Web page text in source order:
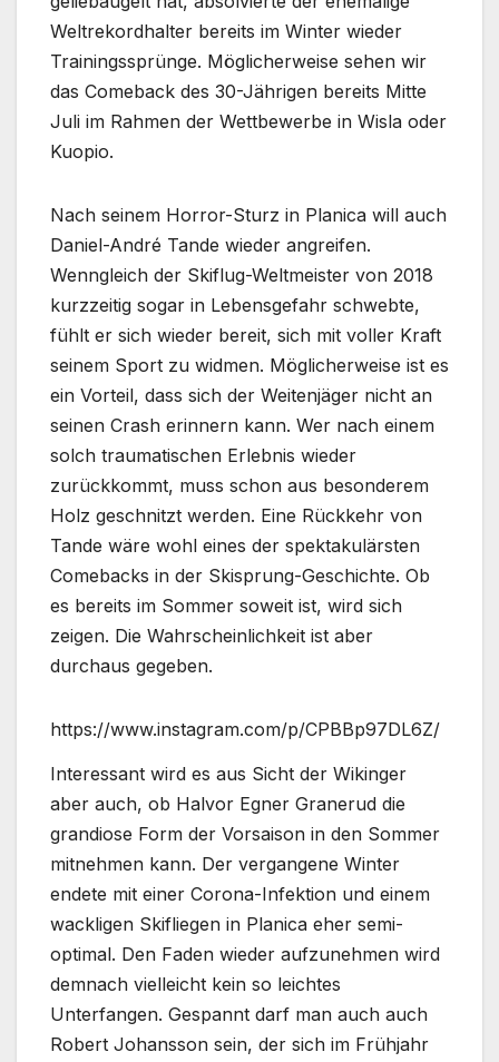
Weltrekordhalter bereits im Winter wieder
Trainingssprünge. Möglicherweise sehen wir
das Comeback des 30-Jährigen bereits Mitte
Juli im Rahmen der Wettbewerbe in Wisla oder
Kuopio.
Nach seinem Horror-Sturz in Planica will auch
Daniel-André Tande wieder angreifen.
Wenngleich der Skiflug-Weltmeister von 2018
kurzzeitig sogar in Lebensgefahr schwebte,
fühlt er sich wieder bereit, sich mit voller Kraft
seinem Sport zu widmen. Möglicherweise ist es
ein Vorteil, dass sich der Weitenjäger nicht an
seinen Crash erinnern kann. Wer nach einem
solch traumatischen Erlebnis wieder
zurückkommt, muss schon aus besonderem
Holz geschnitzt werden. Eine Rückkehr von
Tande wäre wohl eines der spektakulärsten
Comebacks in der Skisprung-Geschichte. Ob
es bereits im Sommer soweit ist, wird sich
zeigen. Die Wahrscheinlichkeit ist aber
durchaus gegeben.
https://www.instagram.com/p/CPBBp97DL6Z/
Interessant wird es aus Sicht der Wikinger
aber auch, ob Halvor Egner Granerud die
grandiose Form der Vorsaison in den Sommer
mitnehmen kann. Der vergangene Winter
endete mit einer Corona-Infektion und einem
wackligen Skifliegen in Planica eher semi-
optimal. Den Faden wieder aufzunehmen wird
demnach vielleicht kein so leichtes
Unterfangen. Gespannt darf man auch auch
Robert Johansson sein, der sich im Frühjahr